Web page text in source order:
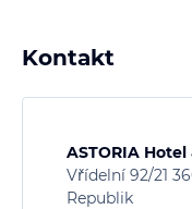
Kontakt
ASTORIA
Vřídelní 92/21
Republik